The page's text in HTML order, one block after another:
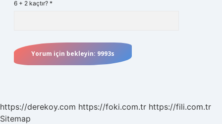
6 + 2 kaçtır? *
https://derekoy.com https://foki.com.tr https://fili.com.tr
Sitemap